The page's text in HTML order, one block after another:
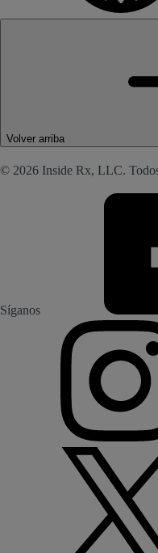
Volver arriba
© 2026 Inside Rx, LLC.
Síganos